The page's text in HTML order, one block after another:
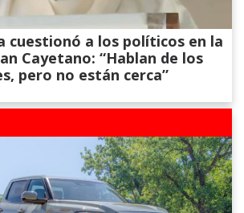
cuestionó a los políticos en la
Cayetano: “Hablan de los
pero no están cerca”